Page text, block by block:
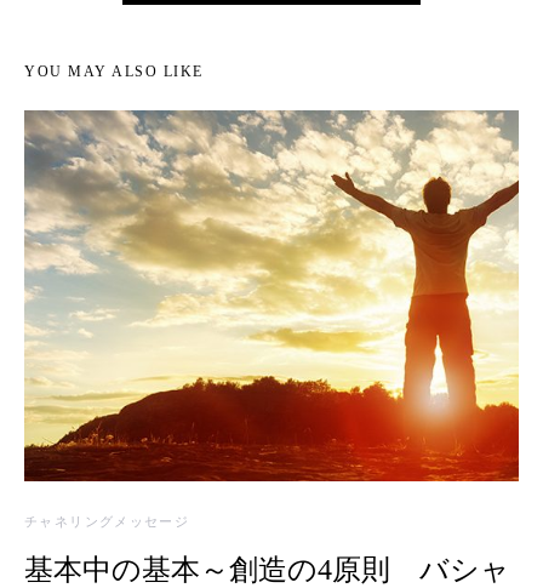
YOU MAY ALSO LIKE
チャネリングメッセージ
基本中の基本～創造の4原則 バシャ